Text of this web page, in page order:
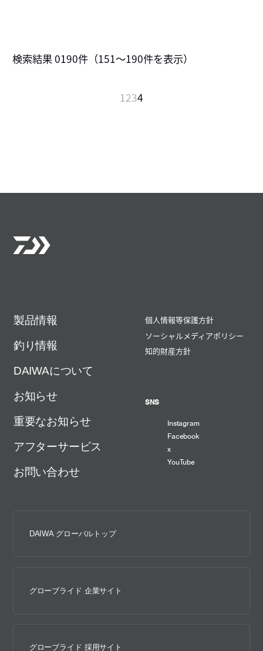
検索結果0190件（151～190件を表示）
1234
製品情報
釣り情報
DAIWAについて
お知らせ
重要なお知らせ
アフターサービス
お問い合わせ
個人情報等保護方針
ソーシャルメディアポリシー
知的財産方針
SNS
Instagram
Facebook
x
YouTube
DAIWA グローバルトップ
グローブライド 企業サイト
グローブライド 採用サイト